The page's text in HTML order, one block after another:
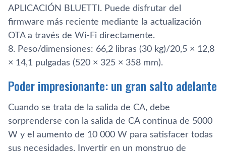
APLICACIÓN BLUETTI. Puede disfrutar del
firmware más reciente mediante la actualización
OTA a través de Wi-Fi directamente.
8. Peso/dimensiones: 66,2 libras (30 kg)/20,5 × 12,8
× 14,1 pulgadas (520 × 325 × 358 mm).
Poder impresionante: un gran salto adelante
Cuando se trata de la salida de CA, debe
sorprenderse con la salida de CA continua de 5000
W y el aumento de 10 000 W para satisfacer todas
sus necesidades. Invertir en un monstruo de